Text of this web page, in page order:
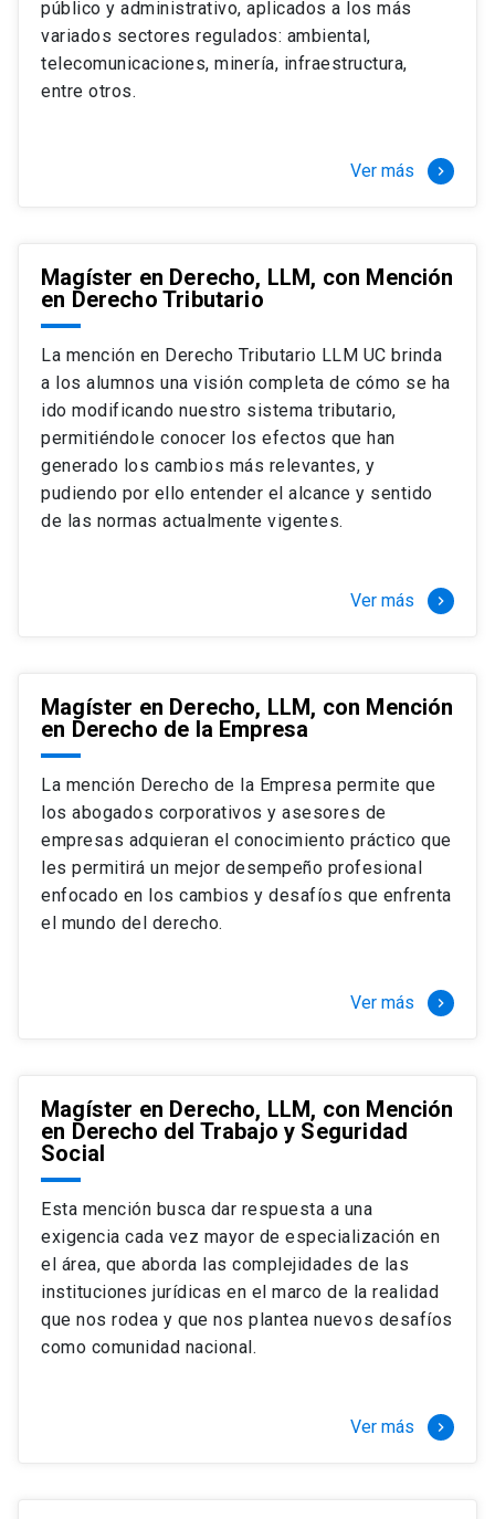
Si optas por la modalidad Full Time:
El LLM UC Full Time es una versión del programa
destinado principalmente a extranjeros, que permite
necesidades y expectativas profesionales, eligiendo
completamente al programa o compatibilizarás un
estudio intenso y exigente, con una muy baja carga
laboral, de marzo a noviembre, para dedicarte
completamente a la actividad de graduación de
diciembre a marzo.
2 cursos mínimos (10 créditos) Primer
semestre
+ 5 cursos a elección (50 créditos) Primer
semestre
+ 4 cursos a elección (40 créditos)
tres meses a tiempo completo (20
Juan Ignacio Piña Rochefort
Director Magíster en Derecho, LLM UC
público y administrativo, aplicados a los más
variados sectores regulados: ambiental,
telecomunicaciones, minería, infraestructura,
entre otros.
Ver más keyboard_arrow_right
Magíster en Derecho, LLM, con Mención
en Derecho Tributario
La mención en Derecho Tributario LLM UC brinda
a los alumnos una visión completa de cómo se ha
ido modificando nuestro sistema tributario,
permitiéndole conocer los efectos que han
generado los cambios más relevantes, y
pudiendo por ello entender el alcance y sentido
de las normas actualmente vigentes.
Ver más keyboard_arrow_right
Magíster en Derecho, LLM, con Mención
en Derecho de la Empresa
La mención Derecho de la Empresa permite que
los abogados corporativos y asesores de
empresas adquieran el conocimiento práctico que
les permitirá un mejor desempeño profesional
enfocado en los cambios y desafíos que enfrenta
el mundo del derecho.
Ver más keyboard_arrow_right
Magíster en Derecho, LLM, con Mención
en Derecho del Trabajo y Seguridad
Social
Esta mención busca dar respuesta a una
exigencia cada vez mayor de especialización en
el área, que aborda las complejidades de las
instituciones jurídicas en el marco de la realidad
que nos rodea y que nos plantea nuevos desafíos
como comunidad nacional.
Ver más keyboard_arrow_right